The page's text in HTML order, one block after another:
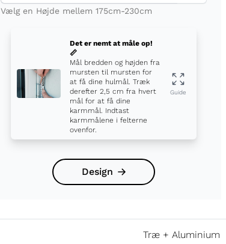
Vælg en Højde mellem 175cm-230cm
Det er nemt at måle op!
📏
Mål bredden og højden fra
mursten til mursten for
at få dine hulmål. Træk
derefter 2,5 cm fra hvert
mål for at få dine
karmmål. Indtast
karmmålene i felterne
ovenfor.
Guide
Design
Træ + Aluminium